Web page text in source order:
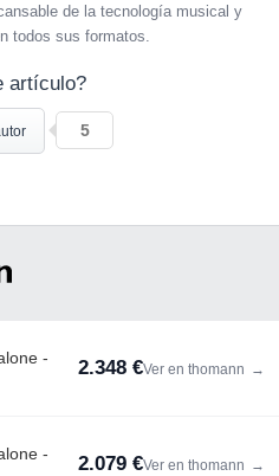
de la tecnología musical y
todos sus formatos.
artículo?
5
-
2.348 €Ver en thomann →
-
2.079 €Ver en thomann →